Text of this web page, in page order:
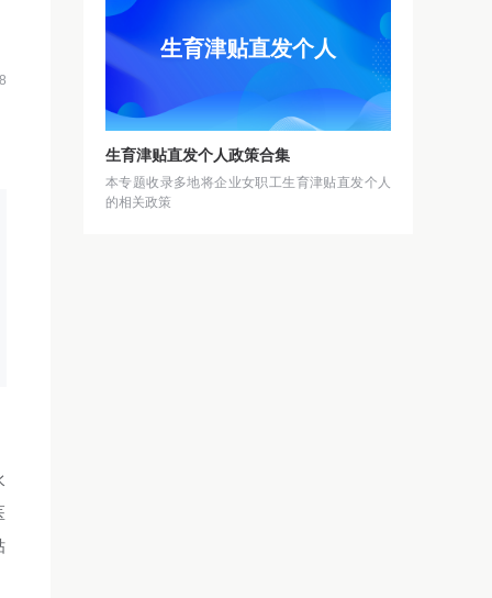
生育津贴直发个人
生育津贴直发个人政策合集
本专题收录多地将企业女职工生育津贴直发个人
的相关政策